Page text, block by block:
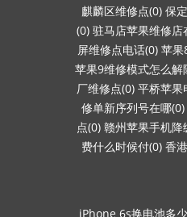
麒麟区维修点(0) 保
(0) 驻马店苹果维修店
屏维修点电话(0) 苹果
苹果9维修模式怎么解
厂维修点(0) 平桥苹果
修单新序列号在哪(0)
点(0) 赣州苹果手机降
费什么时候付(0) 香
iPhone 6s换电池多